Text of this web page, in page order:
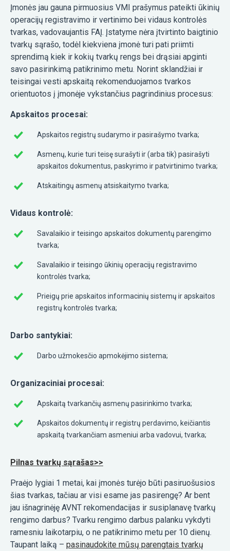
Įmonės jau gauna pirmuosius VMI prašymus pateikti ūkinių
operacijų registravimo ir vertinimo bei vidaus kontrolės
tvarkas, vadovaujantis FAĮ. Įstatyme nėra įtvirtinto baigtinio
tvarkų sąrašo, todėl kiekviena įmonė turi pati priimti
sprendimą kiek ir kokių tvarkų rengs bei drąsiai apginti
savo pasirinkimą patikrinimo metu. Norint sklandžiai ir
teisingai vesti apskaitą rekomenduojamos tvarkos
orientuotos į įmonėje vykstančius pagrindinius procesus:
Apskaitos procesai:
Apskaitos registrų sudarymo ir pasirašymo tvarka;
Asmenų, kurie turi teisę surašyti ir (arba tik) pasirašyti
apskaitos dokumentus, paskyrimo ir patvirtinimo tvarka;
Atskaitingų asmenų atsiskaitymo tvarka;
Vidaus kontrolė:
Savalaikio ir teisingo apskaitos dokumentų parengimo
tvarka;
Savalaikio ir teisingo ūkinių operacijų registravimo
kontrolės tvarka;
Prieigų prie apskaitos informacinių sistemų ir apskaitos
registrų kontrolės tvarka;
Darbo santykiai:
Darbo užmokesčio apmokėjimo sistema;
Organizaciniai procesai:
Apskaitą tvarkančių asmenų pasirinkimo tvarka;
Apskaitos dokumentų ir registrų perdavimo, keičiantis
apskaitą tvarkančiam asmeniui arba vadovui, tvarka;
Pilnas tvarkų sąrašas>>
Praėjo lygiai 1 metai, kai įmonės turėjo būti pasiruošusios
šias tvarkas, tačiau ar visi esame jas pasirengę? Ar bent
jau išnagrinėję AVNT rekomendacijas ir susiplanavę tvarkų
rengimo darbus? Tvarku rengimo darbus palanku vykdyti
ramesniu laikotarpiu, o ne patikrinimo metu per 10 dienų.
Taupant laiką – pasinaudokite mūsų parengtais tvarkų